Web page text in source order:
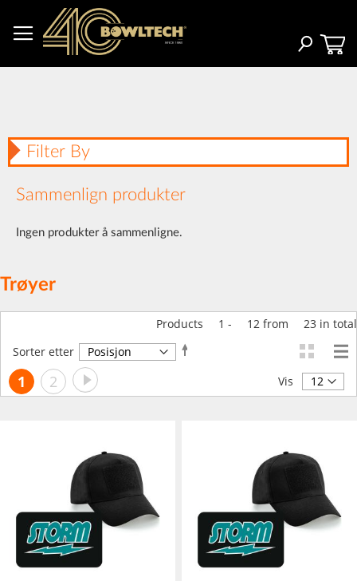
innhold
Søk
Trøyer
Products 1 - 12 from 23 in total
Sorter etter
Angi
Side
You're
1 Side
2 Side
Neste Vis
Filter By
Sammenlign produkter
Ingen produkter å sammenligne.